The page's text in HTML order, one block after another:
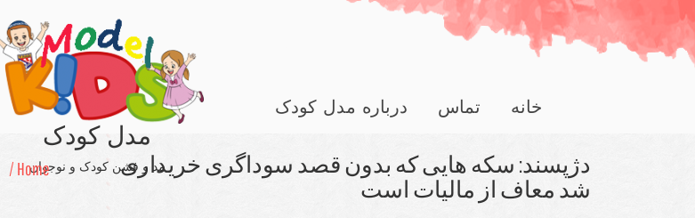
مدل کودک
مد و فشن کودک و نوجوان
خانه تماس درباره مدل کودک
Home /
دژپسند: سكه هایی كه بدون قصد سوداگری خریداری
شد معاف از مالیات است